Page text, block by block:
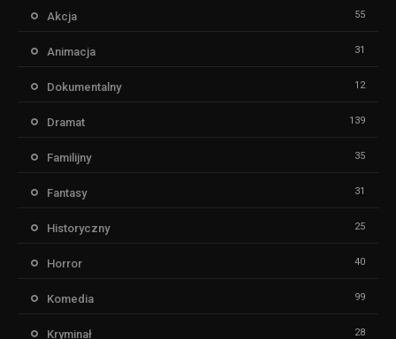
Akcja 55
Animacja 31
Dokumentalny 12
Dramat 139
Familijny 35
Fantasy 31
Historyczny 25
Horror 40
Komedia 99
Kryminał 28